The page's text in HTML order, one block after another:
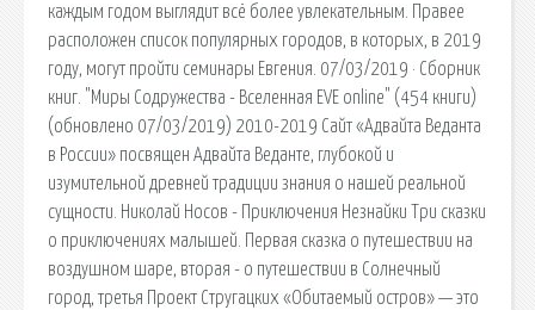
каждым годом выглядит всё более увлекательным. Правее
расположен список популярных городов, в которых, в 2019
году, могут пройти семинары Евгения. 07/03/2019 · Сборник
книг. "Миры Содружества - Вселенная EVE online" (454 книги)
(обновлено 07/03/2019) 2010-2019 Сайт «Адвайта Веданта
в России» посвящен Адвайта Веданте, глубокой и
изумительной древней традиции знания о нашей реальной
сущности. Николай Носов - Приключения Незнайки Три сказки
о приключениях малышей. Первая сказка о путешествии на
воздушном шаре, вторая - о путешествии в Солнечный
город, третья Проект Стругацких «Обитаемый остров» — это